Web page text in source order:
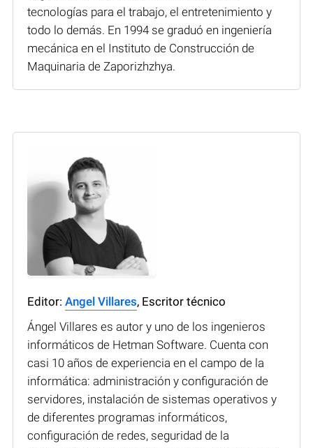
tecnologías para el trabajo, el entretenimiento y
todo lo demás. En 1994 se graduó en ingeniería
mecánica en el Instituto de Construcción de
Maquinaria de Zaporizhzhya.
Editor: Angel Villares, Escritor técnico
Ángel Villares es autor y uno de los ingenieros
informáticos de Hetman Software. Cuenta con
casi 10 años de experiencia en el campo de la
informática: administración y configuración de
servidores, instalación de sistemas operativos y
de diferentes programas informáticos,
configuración de redes, seguridad de la